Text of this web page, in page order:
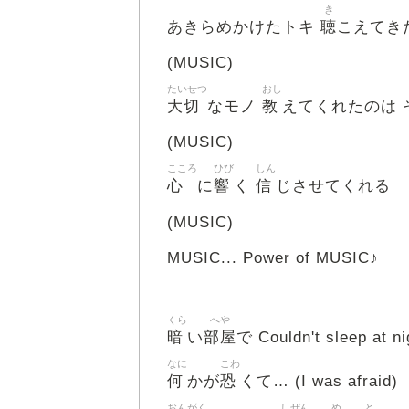
あきらめかけたトキ 聴
き
こえてき
(MUSIC)
大切
たいせつ
なモノ 教
おし
えてくれたのは
(MUSIC)
心
こころ
に響
ひび
く 信
しん
じさせてくれる
(MUSIC)
MUSIC... Power of MUSIC♪
暗
くら
い部屋
へや
で Couldn't sleep at
何
なに
かが恐
こわ
くて… (I was afraid)